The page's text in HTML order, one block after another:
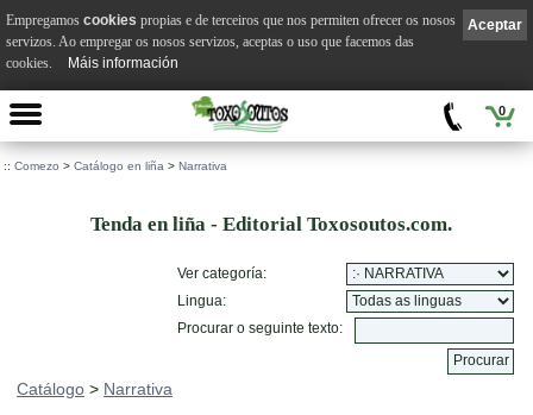
0
:: Comezo > Catálogo en liña > Narrativa
Tenda en liña - Editorial Toxosoutos.com.
Ver categoría:
Lingua:
Procurar o seguinte texto:
Catálogo > Narrativa
Aceptar
Empregamos cookies propias e de terceiros que nos permiten ofrecer os nosos
servizos. Ao empregar os nosos servizos, aceptas o uso que facemos das
cookies.
Máis información